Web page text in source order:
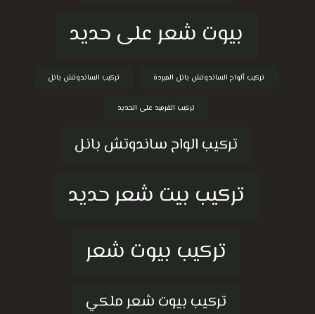
بيوت شعر على حديد
تركيب ألواح الساندوتش بانل المبردة تركيب الساندوتش بانل
تركيب القرميد على الحديد
تركيب الواح ساندوتش بانل
تركيب بيت شعر حديد
تركيب بيوت شعر
تركيب بيوت شعر ملكي